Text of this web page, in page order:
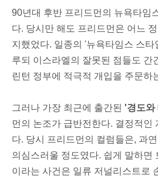
90년대 후반 프리드먼의 뉴욕타임
다. 당시만 해도 프리드먼은 어느
지했었다. 일종의 '뉴욕타임스 스
루되 이스라엘의 잘못된 점들도 간
린턴 정부에 적극적 개입을 주문하
그러나 가장 최근에 출간된 '경도와
먼의 논조가 급반전한다. 결정적인
다. 당시 프리드먼의 컬럼들은, 과
의심스러울 정도였다. 쉽게 말하면
이라는 사건은 일류 저널리스트로